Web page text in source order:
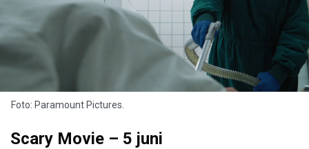
Foto: Paramount Pictures.
Scary Movie – 5 juni